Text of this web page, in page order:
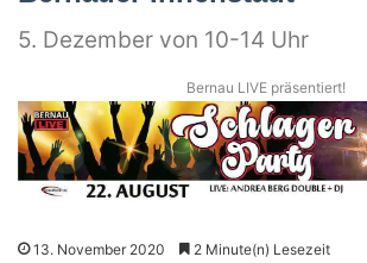
5. Dezember von 10-14 Uhr
Bernau LIVE präsentiert!
13. November 2020 2 Minute(n) Lesezeit